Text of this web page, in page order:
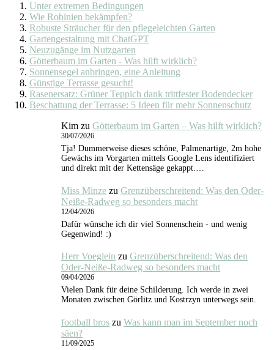
Unter extremen Bedingungen
Wie Robinien bekämpfen?
Robuste Sträucher für den pflegeleichten Garten
Gartengestaltung mit ChatGPT
Neuzugänge im Nutzgarten
Götterbaum im Garten - Was hilft wirklich?
Sonnensegel anbringen, eine Anleitung
Günstige Terrasse gesucht!
Rasenersatz: Grüner Teppich dank trittfester Bodendecker
Beschattung der Terrasse: 5 Ideen für mehr Sonnenschutz
Kim zu Götterbaum im Garten – Was hilft wirklich?
30/07/2026
Tja! Dummerweise dieses schöne, Palmenartige, 2m hohe
Gewächs im Vorgarten mittels Google Lens identifiziert
und direkt mit der Kettensäge gekappt.…
Miss Minze zu Grenzüberschreitend: Was den Oder-
Neiße-Radweg so besonders macht
12/04/2026
Dafür wünsche ich dir viel Sonnenschein - und wenig
Gegenwind! :)
Herr Voeglein zu Grenzüberschreitend: Was den
Oder-Neiße-Radweg so besonders macht
09/04/2026
Vielen Dank für deine Schilderung. Ich werde in zwei
Monaten zwischen Görlitz und Kostrzyn unterwegs sein.
football bros zu Was kann man im September noch
säen?
11/09/2025